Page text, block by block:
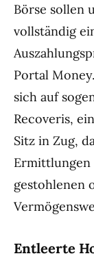
Börse sollen
vollständig
Portal
sich auf
Recoveris,
Sitz in Zug,
Ermittlungen
gestohlenen
Entleerte